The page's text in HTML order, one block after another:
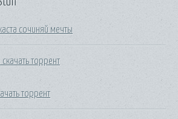
сочиняй мечты
торрент
торрент